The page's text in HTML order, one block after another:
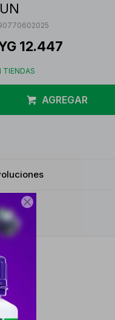

12.447
TIENDAS
AGREGAR